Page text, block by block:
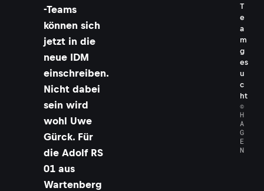
-Teams
können sich
jetzt in die
neue IDM
einschreiben.
Nicht dabei
sein wird
wohl Uwe
Gürck. Für
die Adolf RS
01 aus
Wartenberg
T
e
a
m
g
es
u
c
ht
©
H
A
G
E
N